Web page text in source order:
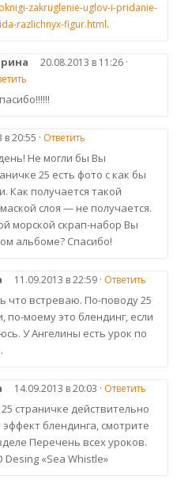
zakruglenie-uglov-i-pridanie-
razlichnyx-figur.html.
20.08.2013 в 11:26 ·
20:55 · Ответить
Не могли бы Вы
25 есть фото с как бы
Как получается такой
слоя — не получается.
морской скрап-набор Вы
альбоме? Спасибо!
11.09.2013 в 22:59 · Ответить
что встреваю. По-поводу 25
по-моему это блендинг, если
У Ангелины есть урок по
14.09.2013 в 20:03 · Ответить
страничке действительно
блендинга, смотрите
Перечень всех уроков.
Desing «Sea Whistle»